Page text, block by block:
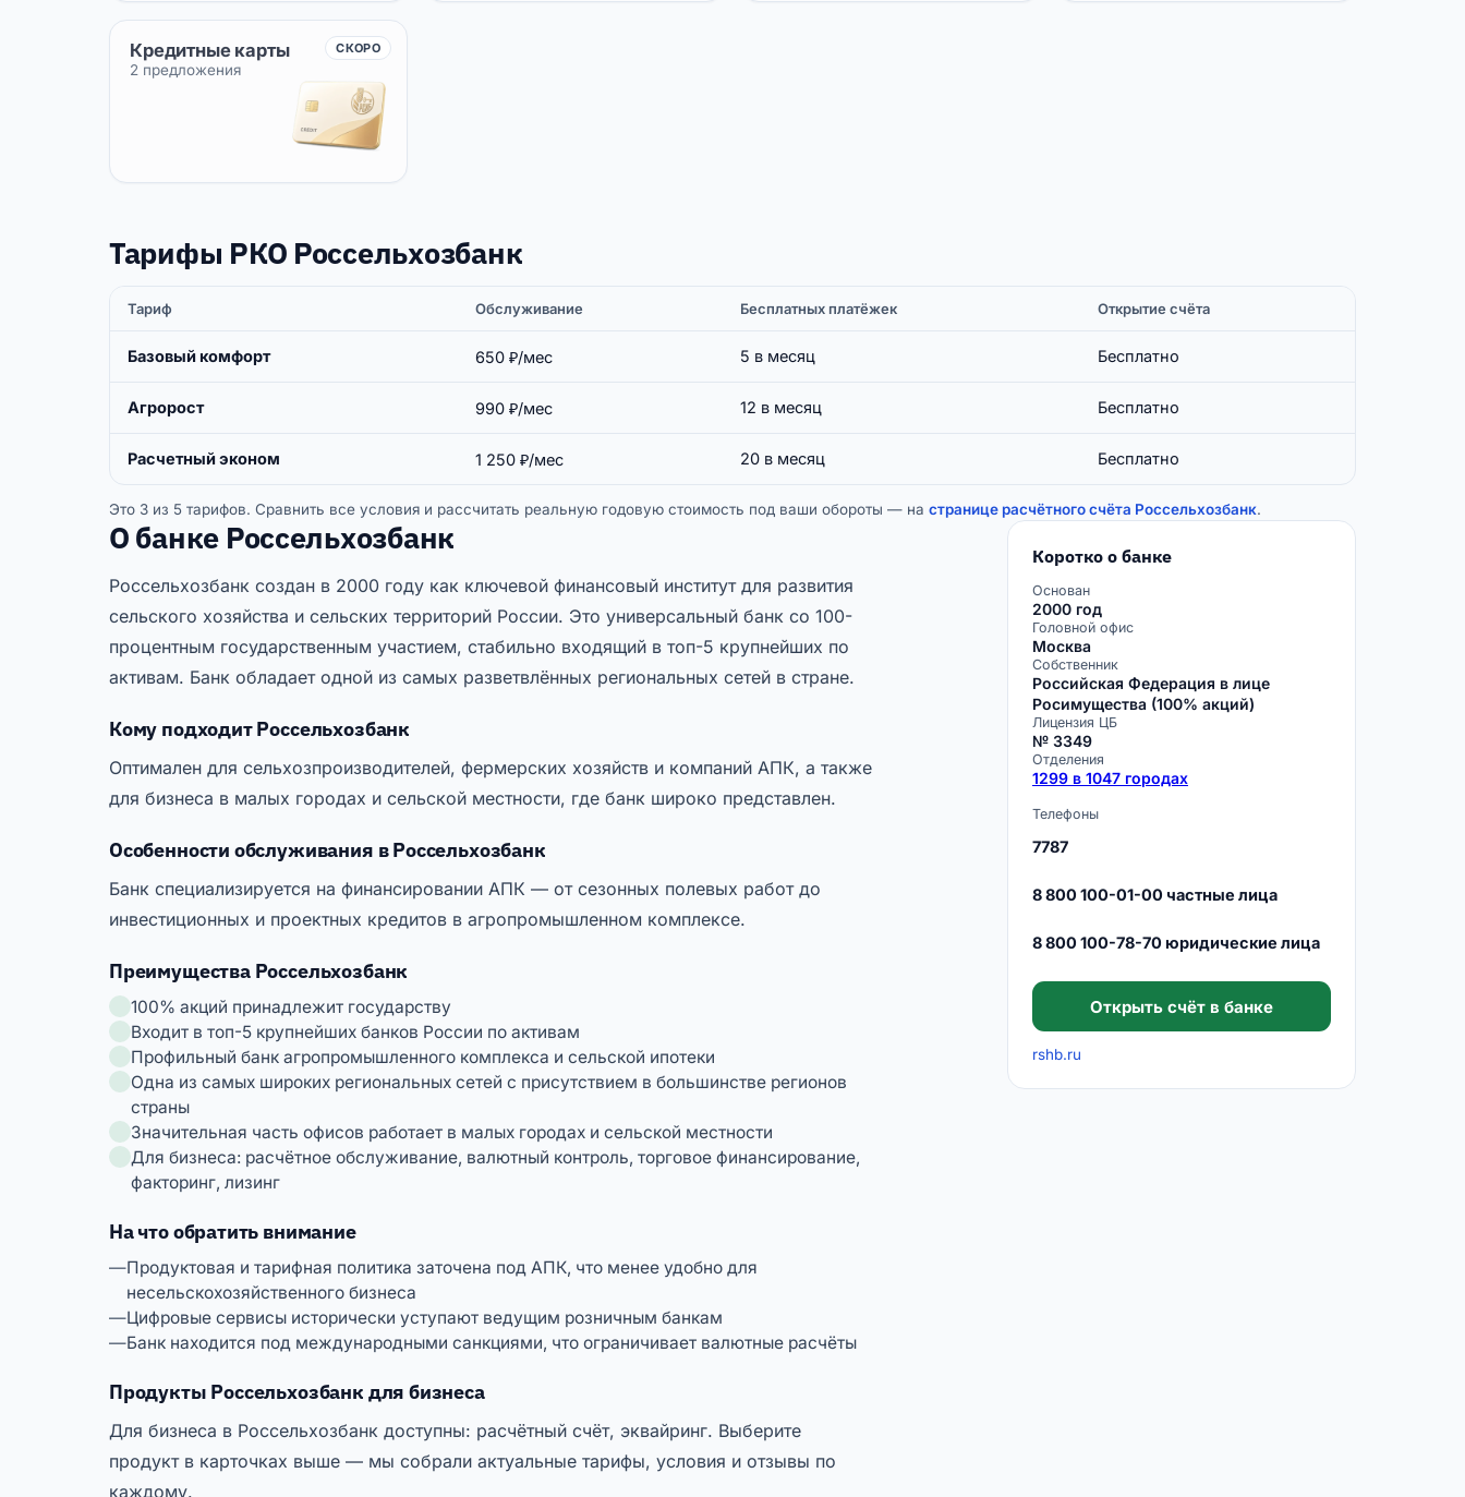
Кредитные карты
2 предложения
СКОРО
Тарифы РКО Россельхозбанк
Тариф Обслуживание Бесплатных платёжек Открытие счёта
Базовый комфорт 650 ₽/мес 5 в месяц Бесплатно
Агророст 990 ₽/мес 12 в месяц Бесплатно
Расчетный эконом 1 250 ₽/мес 20 в месяц Бесплатно
Это 3 из 5 тарифов. Сравнить все условия и рассчитать реальную годовую стоимость под ваши обороты — на странице расчётного счёта Россельхозбанк.
О банке Россельхозбанк
Россельхозбанк создан в 2000 году как ключевой финансовый институт для развития
сельского хозяйства и сельских территорий России. Это универсальный банк со 100-
процентным государственным участием, стабильно входящий в топ-5 крупнейших по
активам. Банк обладает одной из самых разветвлённых региональных сетей в стране.
Кому подходит Россельхозбанк
Оптимален для сельхозпроизводителей, фермерских хозяйств и компаний АПК, а также
для бизнеса в малых городах и сельской местности, где банк широко представлен.
Особенности обслуживания в Россельхозбанк
Банк специализируется на финансировании АПК — от сезонных полевых работ до
инвестиционных и проектных кредитов в агропромышленном комплексе.
Преимущества Россельхозбанк
100% акций принадлежит государству
Входит в топ-5 крупнейших банков России по активам
Профильный банк агропромышленного комплекса и сельской ипотеки
Одна из самых широких региональных сетей с присутствием в большинстве регионов
страны
Значительная часть офисов работает в малых городах и сельской местности
Для бизнеса: расчётное обслуживание, валютный контроль, торговое финансирование,
факторинг, лизинг
На что обратить внимание
Продуктовая и тарифная политика заточена под АПК, что менее удобно для
несельскохозяйственного бизнеса
Цифровые сервисы исторически уступают ведущим розничным банкам
Банк находится под международными санкциями, что ограничивает валютные расчёты
Продукты Россельхозбанк для бизнеса
Для бизнеса в Россельхозбанк доступны: расчётный счёт, эквайринг. Выберите
продукт в карточках выше — мы собрали актуальные тарифы, условия и отзывы по
каждому.
Коротко о банке
Основан
2000 год
Головной офис
Москва
Собственник
Российская Федерация в лице
Росимущества (100% акций)
Лицензия ЦБ
№ 3349
Отделения
1299 в 1047 городах
Телефоны
7787
8 800 100-01-00 частные лица
8 800 100-78-70 юридические лица
Открыть счёт в банке
rshb.ru